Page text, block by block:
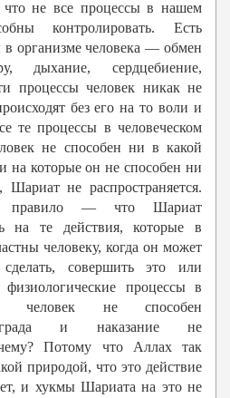
не все процессы в нашем
контролировать. Есть
в организме человека — обмен
дыхание, сердцебиение,
процессы человек никак не
без его на то воли и
те процессы в человеческом
не способен ни в какой
на которые он не способен ни
не распространяется.
правило — что Шариат
на те действия, которые в
человеку, когда он может
совершить это или
процессы в
человек не способен
и наказание не
Потому что Аллах так
природой, что это действие
и хукмы Шариата на это не